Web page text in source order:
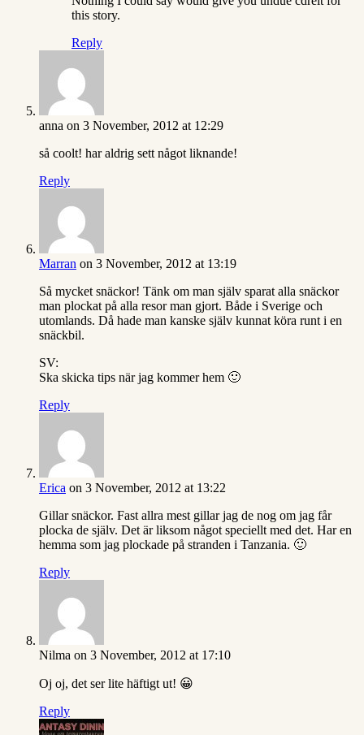
this story.
Reply
anna on 3 November, 2012 at 12:29
så coolt! har aldrig sett något liknande!
Reply
Marran on 3 November, 2012 at 13:19
Så mycket snäckor! Tänk om man själv sparat alla snäckor
man plockat på alla resor man gjort. Både i Sverige och
utomlands. Då hade man kanske själv kunnat köra runt i en
snäckbil.
SV:
Ska skicka tips när jag kommer hem 🙂
Reply
Erica on 3 November, 2012 at 13:22
Gillar snäckor. Fast allra mest gillar jag de nog om jag får
plocka de själv. Det är liksom något speciellt med det. Har en
hemma som jag plockade på stranden i Tanzania. 🙂
Reply
Nilma on 3 November, 2012 at 17:10
Oj oj, det ser lite häftigt ut! 😀
Reply